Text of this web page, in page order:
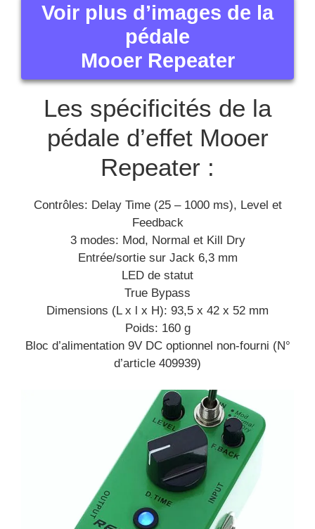
Voir plus d’images de la
pédale
Mooer Repeater
Les spécificités de la
pédale d’effet Mooer
Repeater :
Contrôles: Delay Time (25 – 1000 ms), Level et
Feedback
3 modes: Mod, Normal et Kill Dry
Entrée/sortie sur Jack 6,3 mm
LED de statut
True Bypass
Dimensions (L x l x H): 93,5 x 42 x 52 mm
Poids: 160 g
Bloc d’alimentation 9V DC optionnel non-fourni (N°
d’article 409939)